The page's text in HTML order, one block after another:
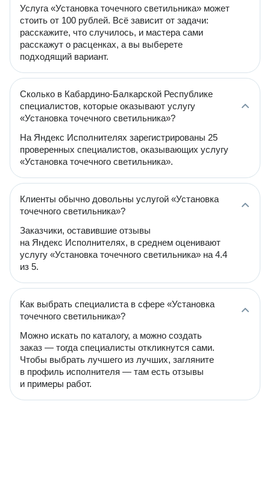
Услуга «Установка точечного светильника» может
стоить от 100 рублей. Всё зависит от задачи:
расскажите, что случилось, и мастера сами
расскажут о расценках, а вы выберете
подходящий вариант.
Сколько в Кабардино-Балкарской Республике
специалистов, которые оказывают услугу
«Установка точечного светильника»?
На Яндекс Исполнителях зарегистрированы 25
проверенных специалистов, оказывающих услугу
«Установка точечного светильника».
Клиенты обычно довольны услугой «Установка
точечного светильника»?
Заказчики, оставившие отзывы
на Яндекс Исполнителях, в среднем оценивают
услугу «Установка точечного светильника» на 4.4
из 5.
Как выбрать специалиста в сфере «Установка
точечного светильника»?
Можно искать по каталогу, а можно создать
заказ — тогда специалисты откликнутся сами.
Чтобы выбрать лучшего из лучших, загляните
в профиль исполнителя — там есть отзывы
и примеры работ.